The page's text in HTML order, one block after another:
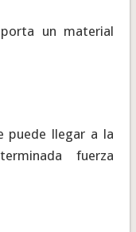
un material
puede llegar a la
fuerza